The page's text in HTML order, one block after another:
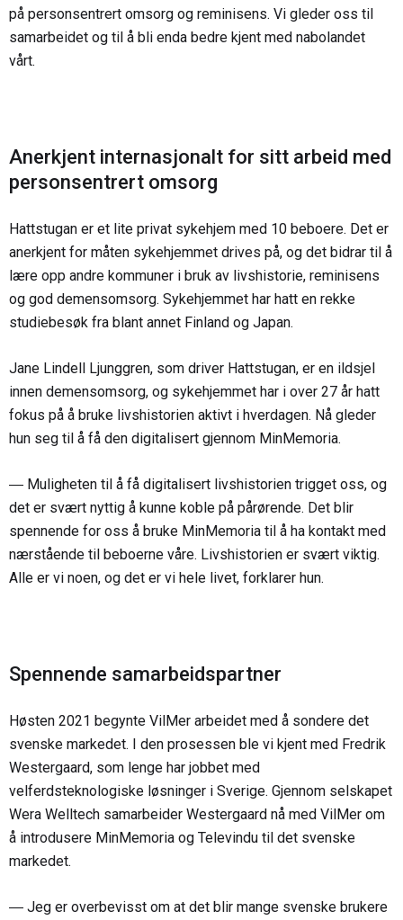
på personsentrert omsorg og reminisens. Vi gleder oss til
samarbeidet og til å bli enda bedre kjent med nabolandet
vårt.
Anerkjent internasjonalt for sitt arbeid med
personsentrert omsorg
Hattstugan er et lite privat sykehjem med 10 beboere. Det er
anerkjent for måten sykehjemmet drives på, og det bidrar til å
lære opp andre kommuner i bruk av livshistorie, reminisens
og god demensomsorg. Sykehjemmet har hatt en rekke
studiebesøk fra blant annet Finland og Japan.
Jane Lindell Ljunggren, som driver Hattstugan, er en ildsjel
innen demensomsorg, og sykehjemmet har i over 27 år hatt
fokus på å bruke livshistorien aktivt i hverdagen. Nå gleder
hun seg til å få den digitalisert gjennom MinMemoria.
― Muligheten til å få digitalisert livshistorien trigget oss, og
det er svært nyttig å kunne koble på pårørende. Det blir
spennende for oss å bruke MinMemoria til å ha kontakt med
nærstående til beboerne våre. Livshistorien er svært viktig.
Alle er vi noen, og det er vi hele livet, forklarer hun.
Spennende samarbeidspartner
Høsten 2021 begynte VilMer arbeidet med å sondere det
svenske markedet. I den prosessen ble vi kjent med Fredrik
Westergaard, som lenge har jobbet med
velferdsteknologiske løsninger i Sverige. Gjennom selskapet
Wera Welltech samarbeider Westergaard nå med VilMer om
å introdusere MinMemoria og Televindu til det svenske
markedet.
― Jeg er overbevisst om at det blir mange svenske brukere